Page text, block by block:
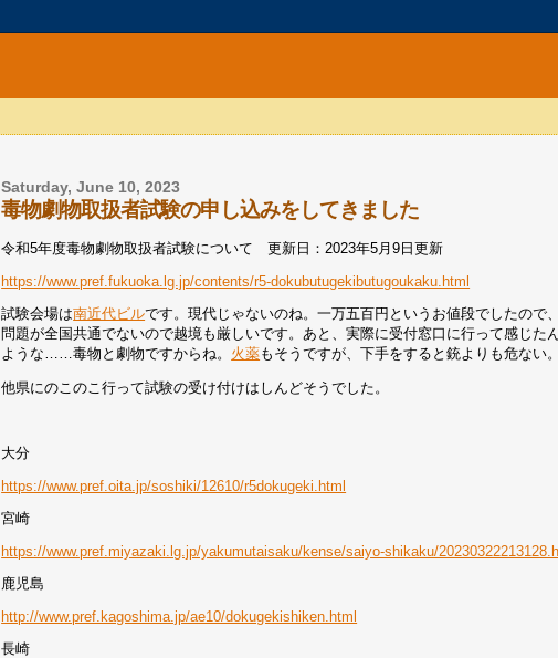
Saturday, June 10, 2023
毒物劇物取扱者試験の申し込みをしてきました
令和5年度毒物劇物取扱者試験について 更新日：2023年5月9日更新
https://www.pref.fukuoka.lg.jp/contents/r5-dokubutugekibutugoukaku.html
試験会場は南近代ビルです。現代じゃないのね。一万五百円というお値段でしたので
問題が全国共通でないので越境も厳しいです。あと、実際に受付窓口に行って感じ
ような……毒物と劇物ですからね。 火薬もそうですが、下手をすると銃よりも危ない。
他県にのこのこ行って試験の受け付けはしんどそうでした。
大分
https://www.pref.oita.jp/soshiki/12610/r5dokugeki.html
宮崎
https://www.pref.miyazaki.lg.jp/yakumutaisaku/kense/saiyo-shikaku/
鹿児島
http://www.pref.kagoshima.jp/ae10/dokugekishiken.html
長崎